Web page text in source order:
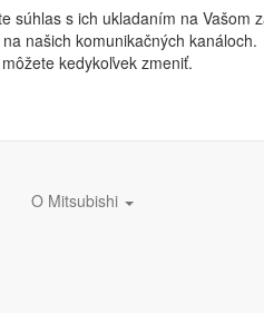
súhlas s ich ukladaním na Vašom
našich komunikačných kanáloch.
kedykoľvek zmeniť.
O Mitsubishi